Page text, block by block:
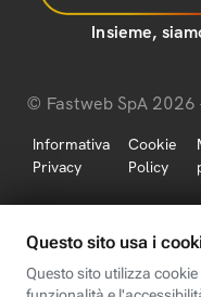
Insieme,
© Fastweb SpA 2026
Informativa
Privacy
Cookie
Policy